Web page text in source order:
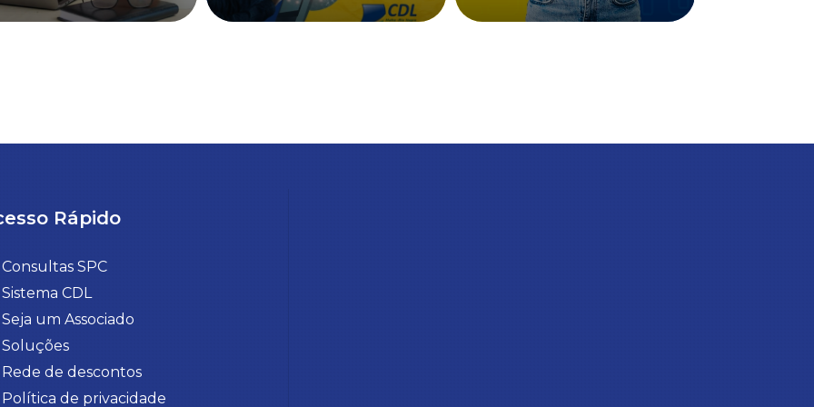
Rápido
SPC
CDL
um Associado
de descontos
de privacidade